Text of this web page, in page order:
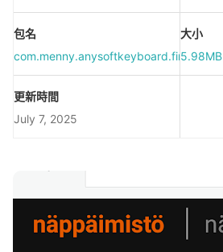
包名
com.menny.anysoftkeyboard.finnish
大小
5.98MB
更新時間
July 7, 2025